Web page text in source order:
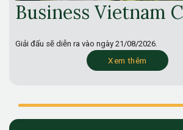
Business Vietnam
Giải đấu sẽ diễn ra vào ngày 21/08/2026.
Xem thêm